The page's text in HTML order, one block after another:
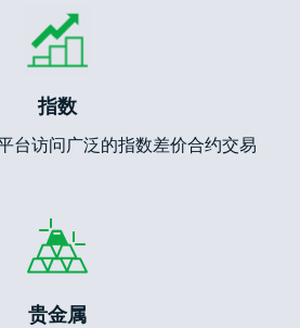
指数
台访问广泛的指数差价合约交易
贵金属